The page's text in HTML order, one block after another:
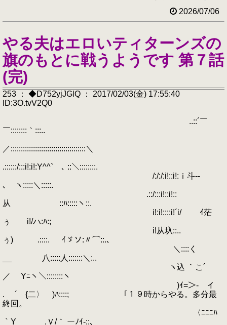
2026/07/06
やる夫はエロいティターンズの
旗のもとに戦うようです 第７話
(完)
253 ： ◆D752yjJGlQ ： 2017/02/03(金) 17:55:40
ID:3O.tvV2Q0
..::´￣
￣::::::::｀:::..
／:::::::::::::::::::::::::::::::::::::＼
.::::::/:::i!:i!:Y^^` ､ ::＼::::::::.
/:/:/:i!::i!:ｉ斗--
､ ヽ:::::＼:::::.
.::/:::i!::i!::
从 ::ﾊ:::::ヽ::.
i!:i!::::i!´i/ ｲ茫
ぅ i!/ハ:ﾊ:;
i!从圦::..
ぅ) .::::. ｲゞソ:〃⌒::.、
＼::::く
__ 八:::::人:::::::＼:..
ヽ込 ｀こ´
／ Yﾆヽ＼::::::::ヽ
)ｲ=＞- イ
. ´ {二〉 )ﾊ::::; 「１９時からやる。多分最
終回。
〈ﾆﾆﾆﾊ
｀Y .Ｖ/｀ ーﾉｲ‐::､